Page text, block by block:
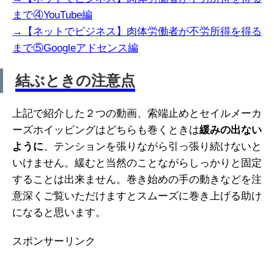
まで④YouTube編
→【ネットでビジネス】肉体労働者が不労所得を得る
まで⑤Googleアドセンス編
結ぶときの注意点
上記で紹介した２つの動画、索端止めとセイルメーカ
ーズホイッピングはどちらも巻くときは緩みの出ない
ように、テンションを張りながら引っ張り続けないと
いけません。緩むと当然のことながらしっかりと固定
することは出来ません。巻き始めの手の動きなどを注
意深くご覧いただけますとスムーズに巻き上げる助け
になると思います。
スポンサーリンク